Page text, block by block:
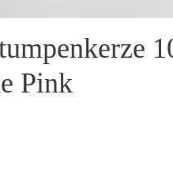
Pink